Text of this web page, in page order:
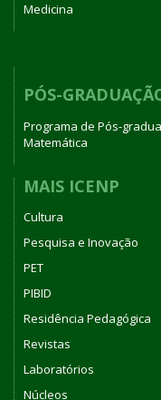
Medicina
PÓS-
Programa de Pós-
Matemática
MAIS ICENP
Cultura
Pesquisa e Inovação
PET
PIBID
Residência Pedagógica
Revistas
Laboratórios
Núcleos